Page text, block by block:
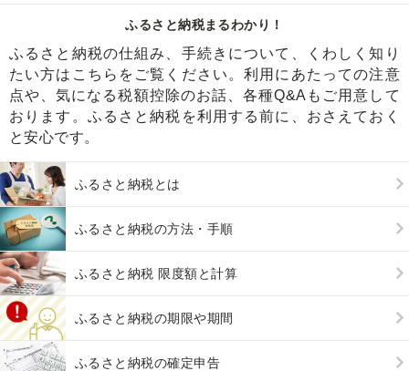
ふるさと納税まるわかり！
ふるさと納税の仕組み、手続きについて、くわしく知り
たい方はこちらをご覧ください。利用にあたっての注意
点や、気になる税額控除のお話、各種Q&Aもご用意して
おります。ふるさと納税を利用する前に、おさえておく
と安心です。
ふるさと納税とは
ふるさと納税の方法・手順
ふるさと納税 限度額と計算
ふるさと納税の期限や期間
ふるさと納税の確定申告